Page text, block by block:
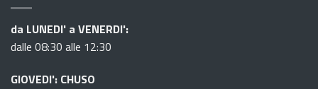
da LUNEDI' a VENERDI':
dalle 08:30 alle 12:30
GIOVEDI': CHUSO